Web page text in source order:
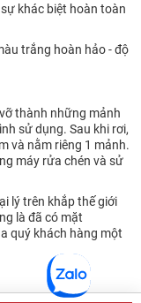
khác biệt hoàn toàn
trắng hoàn hảo - độ
thành những mảnh
sử dụng. Sau khi rơi,
và nằm riêng 1 mảnh.
máy rửa chén và sử
lý trên khắp thế giới
là đã có mặt
quý khách hàng một